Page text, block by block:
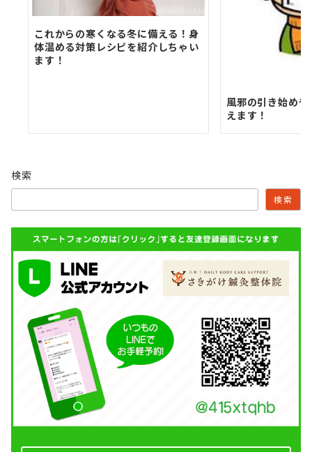
これからの寒くなる冬に備える！身
体温める対策レシピを紹介しちゃい
ます！
風邪の引き始め
えます！
検索
検索